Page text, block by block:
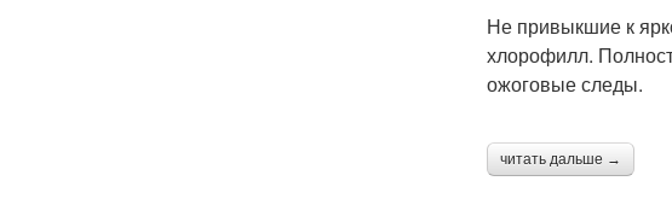
Не привыкшие к
хлорофилл.
ожоговые следы.
читать дальше →